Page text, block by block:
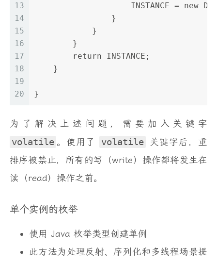
13
14
15
16
17
18
19
20
INSTANCE = new
                }
            }
        }
        return INSTANCE;
    }
}
为了解决上述问题，需要加入关键字
volatile 。使用了 volatile
关键字后，重
排序被禁止，所有的写（write）操作都将发生在
读（read）操作之前。
单个实例的枚举
使用 Java 枚举类型创建单例
此方法为处理反射、序列化和多线程场景提